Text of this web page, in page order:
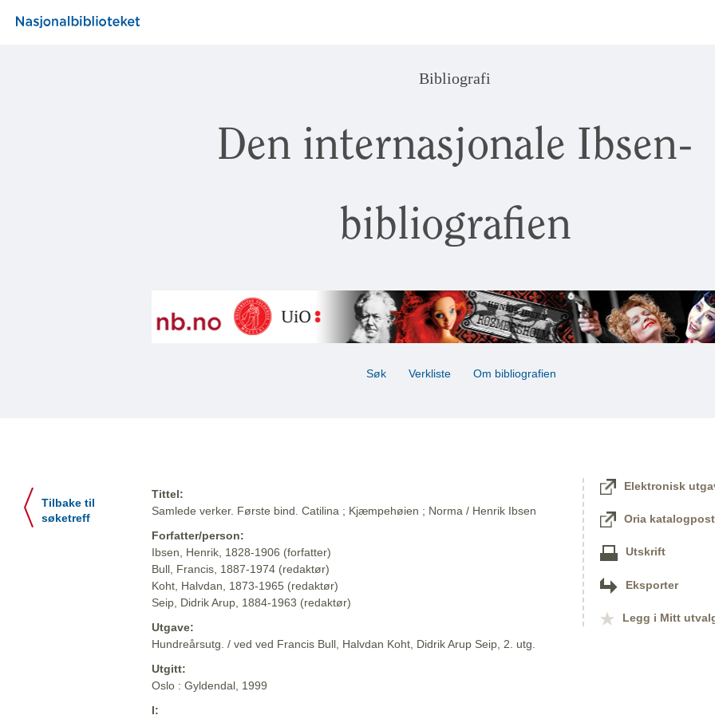
Bibliografi
Den internasjonale Ibsen-
bibliografien
Søk Verkliste Om bibliografien
Tilbake til
søketreff
Tittel:
Samlede verker. Første bind. Catilina ; Kjæmpehøien ; Norma / Henrik Ibsen
Forfatter/person:
Ibsen, Henrik, 1828-1906 (forfatter)
Bull, Francis, 1887-1974 (redaktør)
Koht, Halvdan, 1873-1965 (redaktør)
Seip, Didrik Arup, 1884-1963 (redaktør)
Utgave:
Hundreårsutg. / ved ved Francis Bull, Halvdan Koht, Didrik Arup Seip, 2. utg.
Utgitt:
Oslo : Gyldendal, 1999
I:
Elektronisk
Oria katalogpost
Utskrift
Eksporter
Legg i Mitt